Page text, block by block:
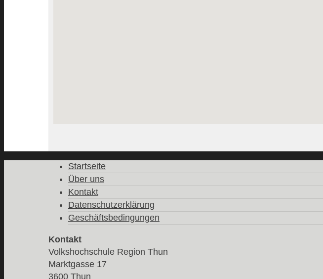
Startseite
Über uns
Kontakt
Datenschutzerklärung
Geschäftsbedingungen
Kontakt
Volkshochschule Region Thun
Marktgasse 17
3600 Thun